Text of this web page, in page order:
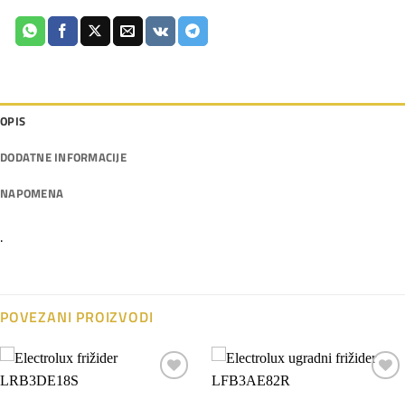
OPIS
DODATNE INFORMACIJE
NAPOMENA
.
POVEZANI PROIZVODI